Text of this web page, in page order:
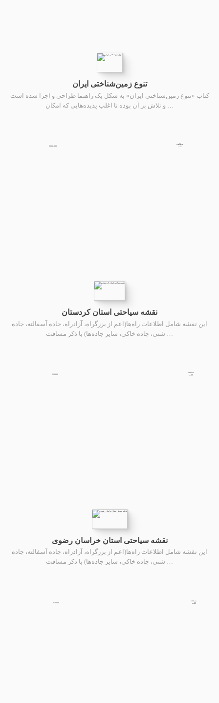
تنوع زمین‌شناختی ایران
کتاب «تنوع زمین‌شناختی ایران» به شکل یک راهنما طراحی و اجرا شده است
2,000,000
مشاهده
کتاب
نقشه سیاحتی استان کردستان
این نقشه شامل اطلاعات راه‌ها(اعم از بزرگراه، آزادراه، جاده آسفالته، جاده
250,000
مشاهده
کتاب
نقشه سیاحتی استان خراسان رضوى
این نقشه شامل اطلاعات راه‌ها(اعم از بزرگراه، آزادراه، جاده آسفالته، جاده
شنی، جاده خاکی، سایر جاده‌ها) با ذکر مسافت …
250,000
مشاهده
کتاب